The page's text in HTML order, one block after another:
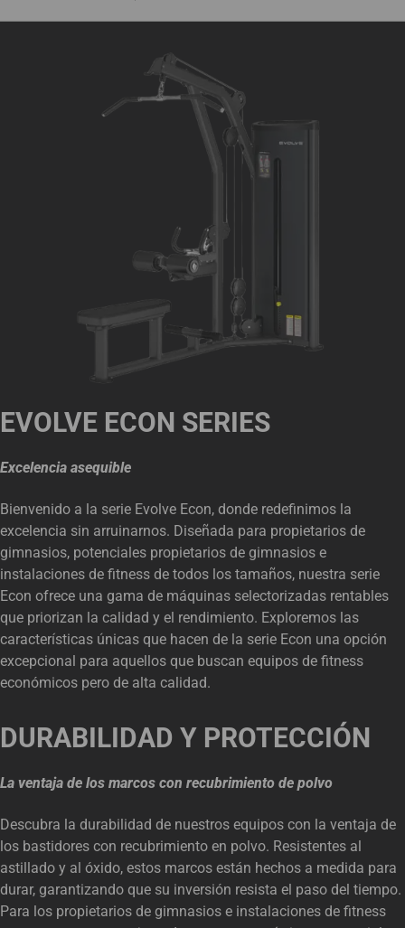
EVOLVE ECON SERIES
Excelencia asequible
Bienvenido a la serie Evolve Econ, donde redefinimos la
excelencia sin arruinarnos. Diseñada para propietarios de
gimnasios, potenciales propietarios de gimnasios e
instalaciones de fitness de todos los tamaños, nuestra serie
Econ ofrece una gama de máquinas selectorizadas rentables
que priorizan la calidad y el rendimiento. Exploremos las
características únicas que hacen de la serie Econ una opción
excepcional para aquellos que buscan equipos de fitness
económicos pero de alta calidad.
DURABILIDAD Y PROTECCIÓN
La ventaja de los marcos con recubrimiento de polvo
Descubra la durabilidad de nuestros equipos con la ventaja de
los bastidores con recubrimiento en polvo. Resistentes al
astillado y al óxido, estos marcos están hechos a medida para
durar, garantizando que su inversión resista el paso del tiempo.
Para los propietarios de gimnasios e instalaciones de fitness